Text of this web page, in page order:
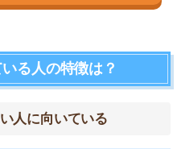
る人の特徴は？
人に向いている